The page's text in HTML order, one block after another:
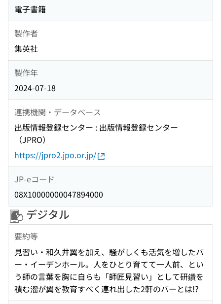
電子書籍
製作者
集英社
製作年
2024-07-18
連携機関・データベース
出版情報登録センター : 出版情報登録センター
（JPRO）
https://jpro2.jpo.or.jp/
JP-eコード
08X10000000047894000
デジタル
要約等
見習い・和久井翼を加え、騒がしくも活気を増したバ
ー・イーデンホール。人をひとり育てて一人前、とい
う師の言葉を胸に自らも「師匠見習い」として研鑽を
積む溜が翼を教育すべく連れ出した2軒のバーとは!?